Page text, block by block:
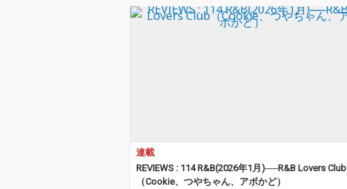
連載
REVIEWS : 114 R&B(2026年1月)──R&B Lovers Club
（Cookie、つやちゃん、アボかど）